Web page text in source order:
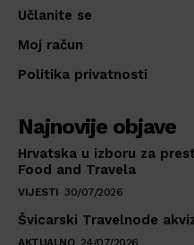
Učlanite se
Moj račun
Politika privatnosti
Najnovije objave
Hrvatska u izboru za
Food and Travela
VIJESTI 30/07/2026
Švicarski Travelnode
AKTUALNO 24/07/2026